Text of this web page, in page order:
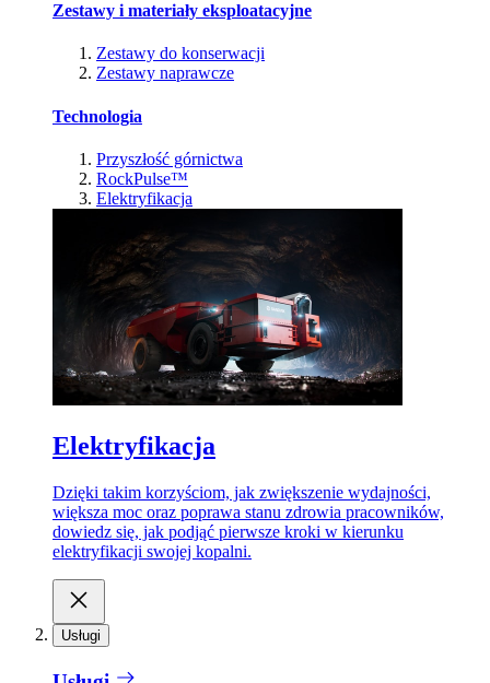
Zestawy i materiały eksploatacyjne
Zestawy do konserwacji
Zestawy naprawcze
Technologia
Przyszłość górnictwa
RockPulse™
Elektryfikacja
Elektryfikacja
Dzięki takim korzyściom, jak zwiększenie wydajności,
większa moc oraz poprawa stanu zdrowia pracowników,
dowiedz się, jak podjąć pierwsze kroki w kierunku
elektryfikacji swojej kopalni.
Usługi